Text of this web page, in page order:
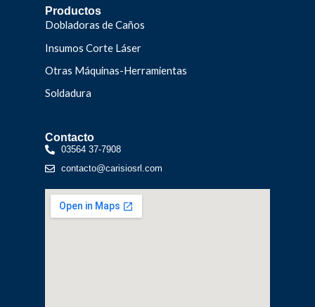
Productos
Dobladoras de Caños
Insumos Corte Láser
Otras Máquinas-Herramientas
Soldadura
Contacto
03564 37-7908
contacto@carisiosrl.com